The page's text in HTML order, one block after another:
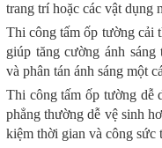
trang trí hoặc các vật dụng
Thi công tấm ốp tường cải
giúp tăng cường ánh
và phân tán ánh sáng một
Thi công tấm ốp tường dễ
phẳng thường dễ vệ sinh
kiệm thời gian và công sức